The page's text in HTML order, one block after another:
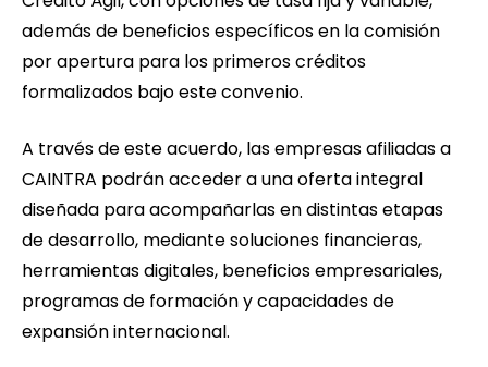
además de beneficios específicos en la comisión
por apertura para los primeros créditos
formalizados bajo este convenio.
A través de este acuerdo, las empresas afiliadas a
CAINTRA podrán acceder a una oferta integral
diseñada para acompañarlas en distintas etapas
de desarrollo, mediante soluciones financieras,
herramientas digitales, beneficios empresariales,
programas de formación y capacidades de
expansión internacional.